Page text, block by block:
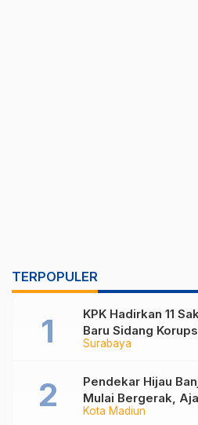
TERPOPULER
Surabaya
KPK Hadirkan 11
Baru Sidang
Nonaktif Maidi
Kota Madiun
Pendekar Hijau
Mulai Bergerak,
Sampah dari Rumah